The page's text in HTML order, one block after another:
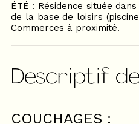
ÉTÉ : Résidence située
de la base de loisirs
Commerces à proximité.
Descriptif
COUCHAGES :